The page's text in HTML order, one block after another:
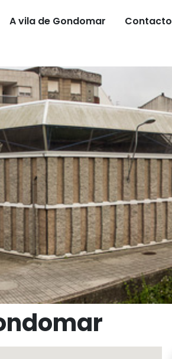
A vila de Gondomar Contacto